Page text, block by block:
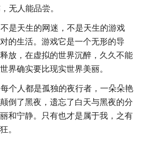
无人能品尝。
是天生的网迷，不是天生的游戏
的生活。游戏它是一个无形的导
放，在虚拟的世界沉醉，久久不能
界确实要比现实世界美丽。
个人都是孤独的夜行者，一朵朵艳
倒了黑夜，遗忘了白天与黑夜的分
和宁静。只有也才是属于我，之有
。